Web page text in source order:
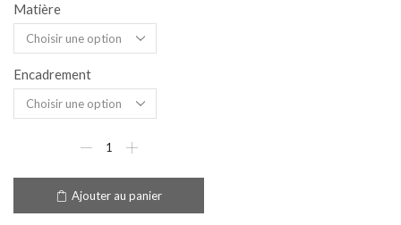
Matière
Encadrement
Ajouter au panier